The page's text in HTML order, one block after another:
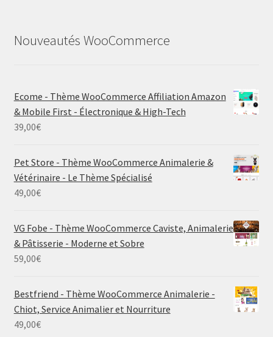
Nouveautés WooCommerce
Ecome - Thème WooCommerce Affiliation Amazon
& Mobile First - Électronique & High-Tech
39,00€
Pet Store - Thème WooCommerce Animalerie &
Vétérinaire - Le Thème Spécialisé
49,00€
VG Fobe - Thème WooCommerce Caviste, Animalerie
& Pâtisserie - Moderne et Sobre
59,00€
Bestfriend - Thème WooCommerce Animalerie -
Chiot, Service Animalier et Nourriture
49,00€